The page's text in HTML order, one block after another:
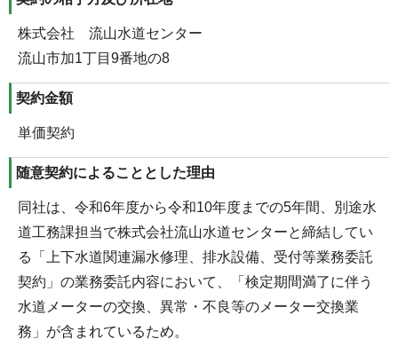
株式会社 流山水道センター
流山市加1丁目9番地の8
契約金額
単価契約
随意契約によることとした理由
同社は、令和6年度から令和10年度までの5年間、別途水
道工務課担当で株式会社流山水道センターと締結してい
る「上下水道関連漏水修理、排水設備、受付等業務委託
契約」の業務委託内容において、「検定期間満了に伴う
水道メーターの交換、異常・不良等のメーター交換業
務」が含まれているため。